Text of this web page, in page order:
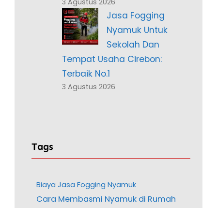
3 Agustus 2026
Jasa Fogging
Nyamuk Untuk
Sekolah Dan
Tempat Usaha Cirebon:
Terbaik No.1
3 Agustus 2026
Tags
Biaya Jasa Fogging Nyamuk
Cara Membasmi Nyamuk di Rumah